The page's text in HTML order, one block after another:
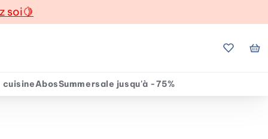
soi🍋
Mes
cuisineAbosSummersale jusqu'à -75%